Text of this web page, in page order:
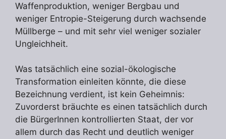
Waffenproduktion, weniger Bergbau und
weniger Entropie-Steigerung durch wachsende
Müllberge – und mit sehr viel weniger sozialer
Ungleichheit.
Was tatsächlich eine sozial-ökologische
Transformation einleiten könnte, die diese
Bezeichnung verdient, ist kein Geheimnis:
Zuvorderst bräuchte es einen tatsächlich durch
die BürgerInnen kontrollierten Staat, der vor
allem durch das Recht und deutlich weniger